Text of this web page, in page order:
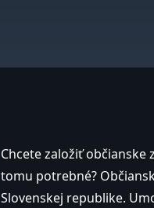
Chcete založiť občianske
tomu potrebné?
Slovenskej republike.